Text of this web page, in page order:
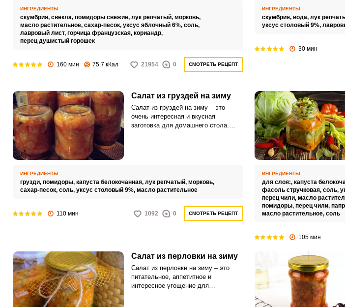
добавляем специи и салат готов!
Такой салат должен быть наготове у
каждой хозяйки, ведь он придется
ИНГРЕДИЕНТЫ
скумбрия, свекла, помидоры свежие, лук репчатый, морковь,
масло растительное, сахар-песок, уксус яблочный 6%, соль,
лавровый лист, горчица французская, кориандр,
перец душистый горошек
160 мин 75.7 кКал 21954 0 СМОТРЕТЬ РЕЦЕПТ
ИНГРЕДИЕНТЫ
скумбрия, вода, лук
уксус столовый 9%,
30 мин
Салат из груздей на зиму
Салат из груздей на зиму – это
очень интересная и вкусная
заготовка для домашнего стола.
ИНГРЕДИЕНТЫ
грузди, помидоры, капуста белокочанная, лук репчатый, морковь,
сахар-песок, соль, уксус столовый 9%, масло растительное
110 мин 1092 0 СМОТРЕТЬ РЕЦЕПТ
ИНГРЕДИЕНТЫ
для слоя:, капуста
фасоль стручковая, соль,
перец чили, масло
помидоры, перец чили,
масло растительное, соль
105 мин
Салат из перловки на зиму
Салат из перловки на зиму – это
питательное, аппетитное и
интересное угощение для
ВХОД НА САЙТ
с помощью
или
Запомнить меня
Забыли